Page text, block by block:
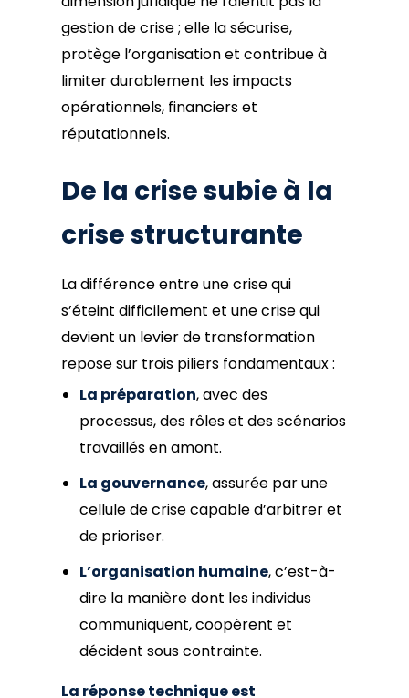
gestion de crise ; elle la sécurise,
protège l’organisation et contribue à
limiter durablement les impacts
opérationnels, financiers et
réputationnels.
De la crise subie à la
crise structurante
La différence entre une crise qui
s’éteint difficilement et une crise qui
devient un levier de transformation
repose sur trois piliers fondamentaux :
La préparation, avec des
processus, des rôles et des scénarios
travaillés en amont.
La gouvernance, assurée par une
cellule de crise capable d’arbitrer et
de prioriser.
L’organisation humaine, c’est-à-
dire la manière dont les individus
communiquent, coopèrent et
décident sous contrainte.
La réponse technique est